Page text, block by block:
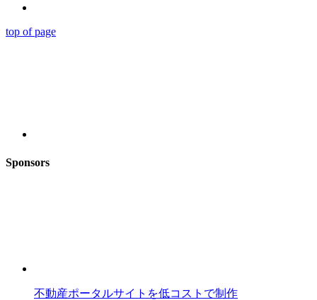
top of page
Sponsors
不動産ポータルサイトを低コストで制作